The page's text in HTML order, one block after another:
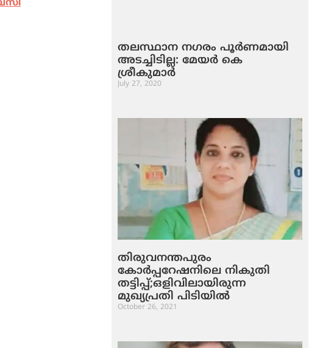
തലസ്ഥാന നഗരം പൂര്‍ണമായി
അടച്ചിടില്ല: മേയര്‍ കെ
ശ്രീകുമാര്‍
July 27, 2020
തിരുവനന്തപുരം
കോര്‍പ്പറേഷനിലെ നികുതി
തട്ടിപ്പ്;ഒളിവിലായിരുന്ന
മുഖ്യപ്രതി പിടിയില്‍
October 26, 2021